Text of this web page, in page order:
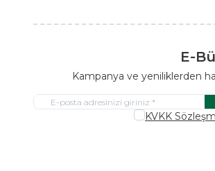
E-
Kampanya ve yeniliklerden
KVKK